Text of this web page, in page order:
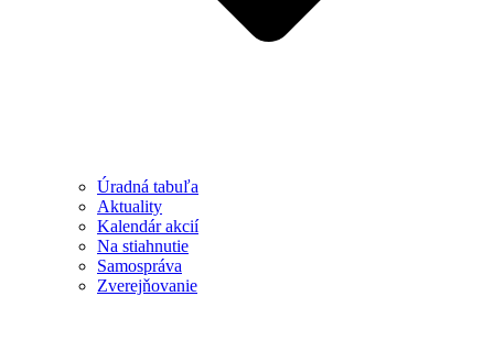
Úradná tabuľa
Aktuality
Kalendár akcií
Na stiahnutie
Samospráva
Zverejňovanie